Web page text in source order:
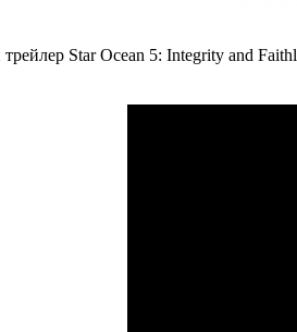
Star Ocean 5: Integrity and